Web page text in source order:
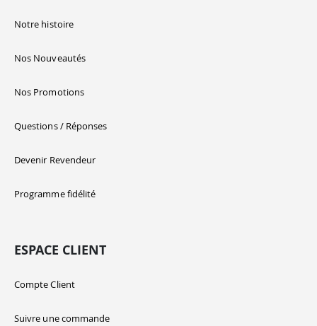
Notre histoire
Nos Nouveautés
Nos Promotions
Questions / Réponses
Devenir Revendeur
Programme fidélité
ESPACE CLIENT
Compte Client
Suivre une commande